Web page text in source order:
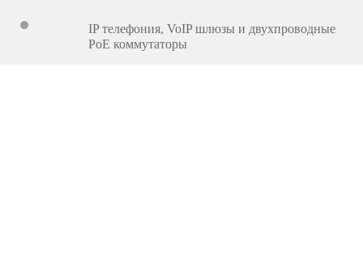
IP телефония, VoIP шлюзы и двухпроводные
PoE коммутаторы